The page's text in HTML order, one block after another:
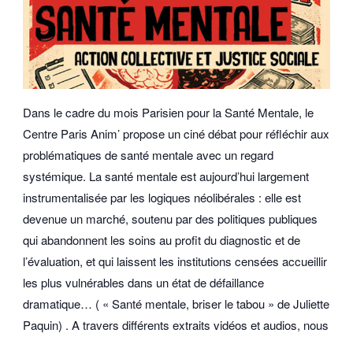
Dans le cadre du mois Parisien pour la Santé Mentale, le
Centre Paris Anim’ propose un ciné débat pour réfléchir aux
problématiques de santé mentale avec un regard
systémique. La santé mentale est aujourd’hui largement
instrumentalisée par les logiques néolibérales : elle est
devenue un marché, soutenu par des politiques publiques
qui abandonnent les soins au profit du diagnostic et de
l’évaluation, et qui laissent les institutions censées accueillir
les plus vulnérables dans un état de défaillance
dramatique… ( « Santé mentale, briser le tabou » de Juliette
Paquin) . A travers différents extraits vidéos et audios, nous